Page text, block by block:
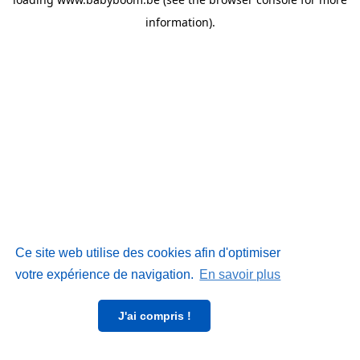
Ce site web utilise des cookies afin d'optimiser
votre expérience de navigation. En savoir plus
J'ai compris !
information).